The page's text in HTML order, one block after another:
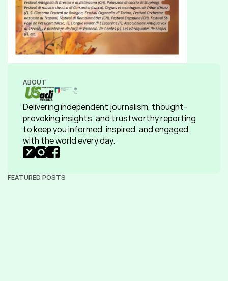
ABOUT
Delivering independent journalism, thought-
provoking insights, and trustworthy reporting
to keep you informed, inspired, and engaged
with the world every day.
FEATURED POSTS